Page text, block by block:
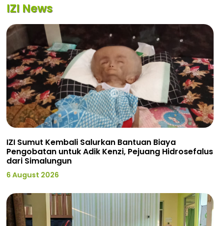
IZI News
IZI Sumut Kembali Salurkan Bantuan Biaya
Pengobatan untuk Adik Kenzi, Pejuang Hidrosefalus
dari Simalungun
6 August 2026